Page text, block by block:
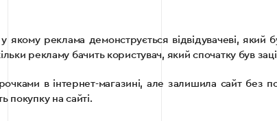
якому реклама демонструється відвідувачеві, який
рекламу бачить користувач, який спочатку був
в інтернет-магазині, але залишила сайт без
покупку на сайті.